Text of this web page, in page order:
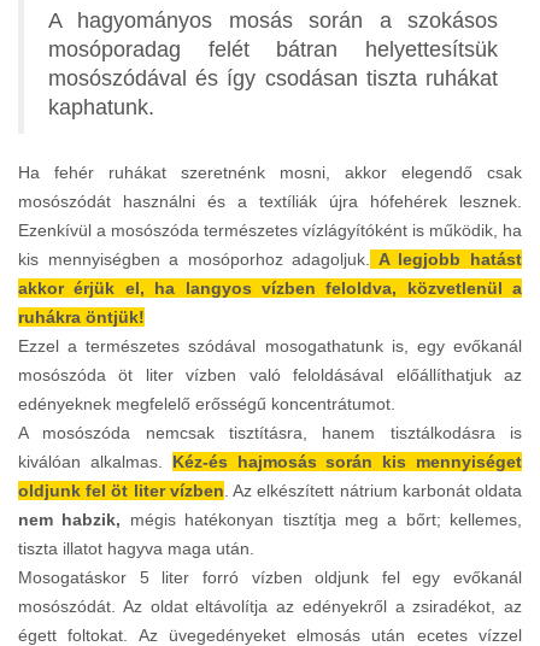
A hagyományos mosás során a szokásos
mosóporadag felét bátran helyettesítsük
mosószódával és így csodásan tiszta ruhákat
kaphatunk.
Ha fehér ruhákat szeretnénk mosni, akkor elegendő csak
mosószódát használni és a textíliák újra hófehérek lesznek.
Ezenkívül a mosószóda természetes vízlágyítóként is működik, ha
kis mennyiségben a mosóporhoz adagoljuk.
A legjobb hatást
akkor érjük el, ha langyos vízben feloldva, közvetlenül a
ruhákra öntjük!
Ezzel a természetes szódával mosogathatunk is, egy evőkanál
mosószóda öt liter vízben való feloldásával előállíthatjuk az
edényeknek megfelelő erősségű koncentrátumot.
A mosószóda nemcsak tisztításra, hanem tisztálkodásra is
kiválóan alkalmas. Kéz-és hajmosás során kis mennyiséget
oldjunk fel öt liter vízben . Az elkészített nátrium karbonát oldata
nem habzik, mégis hatékonyan tisztítja meg a bőrt; kellemes,
tiszta illatot hagyva maga után.
Mosogatáskor 5 liter forró vízben oldjunk fel egy evőkanál
mosószódát. Az oldat eltávolítja az edényekről a zsiradékot, az
égett foltokat. Az üvegedényeket elmosás után ecetes vízzel